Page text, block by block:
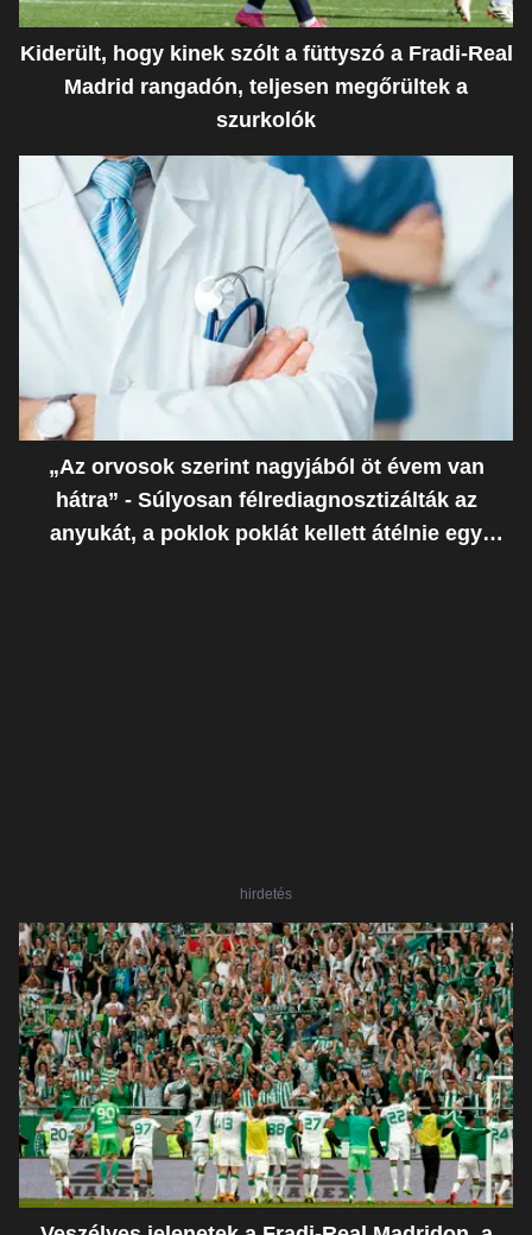
Kiderült, hogy kinek szólt a füttyszó a Fradi-Real
Madrid rangadón, teljesen megőrültek a
szurkolók
„Az orvosok szerint nagyjából öt évem van
hátra” - Súlyosan félrediagnosztizálták az
anyukát, a poklok poklát kellett átélnie egy
hirdetés